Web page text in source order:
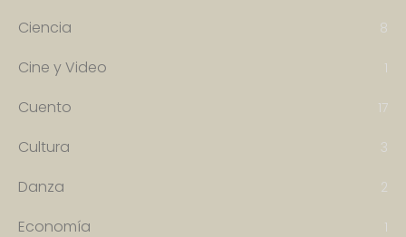
Ciencia 8
Cine y Video 1
Cuento 17
Cultura 3
Danza 2
Economía 1